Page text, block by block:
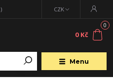
Menu
CZK
0
0 Kč